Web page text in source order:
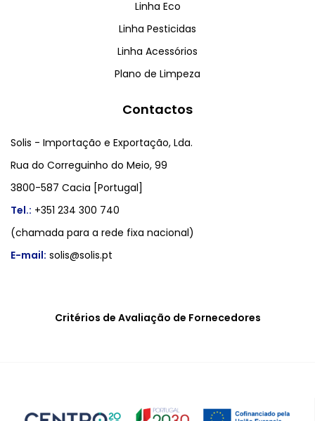
Linha Eco
Linha Pesticidas
Linha Acessórios
Plano de Limpeza
Contactos
Solis - Importação e Exportação, Lda.
Rua do Correguinho do Meio, 99
3800-587 Cacia [Portugal]
Tel.: +351 234 300 740
(chamada para a rede fixa nacional)
E-mail: solis@solis.pt
Critérios de Avaliação de Fornecedores